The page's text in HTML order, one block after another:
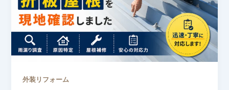
外装リフォーム